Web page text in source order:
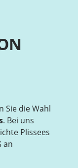
Sie die Wahl
. Bei uns
Plissees
an